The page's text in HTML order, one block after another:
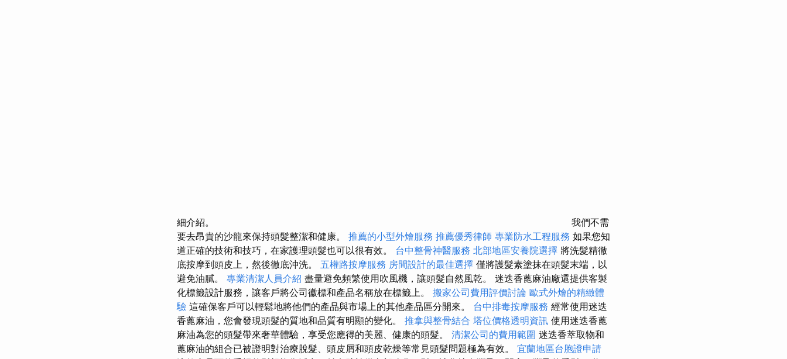
細介紹。
我們不需
要去昂貴的沙龍來保持頭髮整潔和健康。 推薦的小型外燴服務 推薦優秀律師 專業防水工程服務 如果您知
道正確的技術和技巧，在家護理頭髮也可以很有效。 台中整骨神醫服務 北部地區安養院選擇 將洗髮精徹
底按摩到頭皮上，然後徹底沖洗。 五權路按摩服務 房間設計的最佳選擇 僅將護髮素塗抹在頭髮末端，以
避免油膩。 專業清潔人員介紹 盡量避免頻繁使用吹風機，讓頭髮自然風乾。 迷迭香蓖麻油廠還提供客製
化標籤設計服務，讓客戶將公司徽標和產品名稱放在標籤上。 搬家公司費用評價討論 歐式外燴的精緻體
驗 這確保客戶可以輕鬆地將他們的產品與市場上的其他產品區分開來。 台中排毒按摩服務 經常使用迷迭
香蓖麻油，您會發現頭髮的質地和品質有明顯的變化。 推拿與整骨結合 塔位價格透明資訊 使用迷迭香蓖
麻油為您的頭髮帶來奢華體驗，享受您應得的美麗、健康的頭髮。 清潔公司的費用範圍 迷迭香萃取物和
蓖麻油的組合已被證明對治療脫髮、頭皮屑和頭皮乾燥等常見頭髮問題極為有效。 宜蘭地區台胞證申請